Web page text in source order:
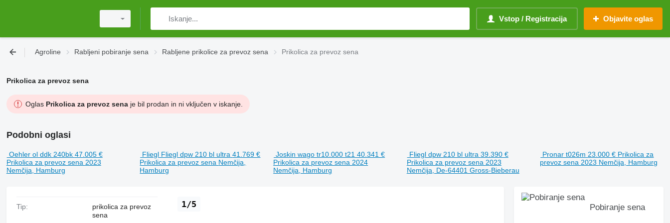
Vstop / Registracija Objavite oglas
Agroline Rabljeni pobiranje sena Rabljene prikolice za prevoz sena Prikolica za prevoz sena
Prikolica za prevoz sena
Oglas Prikolica za prevoz senaje bil prodan in ni vključen v iskanje.
Podobni oglasi
Oehler ol ddk 240bk 47.005 €
Prikolica za prevoz sena 2023
Nemčija, Hamburg
Fliegl Fliegl dpw 210 bl ultra 41.769 €
Prikolica za prevoz sena Nemčija,
Hamburg
Joskin wago tr10.000 t21 40.341 €
Prikolica za prevoz sena 2024
Nemčija, Hamburg
Fliegl dpw 210 bl ultra 39.390 €
Prikolica za prevoz sena 2023
Nemčija, De-64401 Gross-Bieberau
Pronar t026m 23.000 € Prikolica za
prevoz sena 2023 Nemčija, Hamburg
1/5
Tip:
prikolica za prevoz
sena
Pobiranje sena